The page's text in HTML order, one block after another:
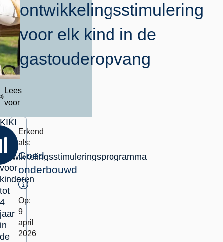
ontwikkelingsstimulering
voor elk kind in de
gastouderopvang
Lees
voor
KIKI
ontwikkelingsstimuleringsprogramma
voor
kinderen
tot
4
jaar
in
de
Erkend
als:
Goed
onderbouwd
Toelichting
Op:
9
april
2026